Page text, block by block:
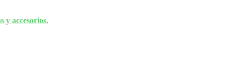
y accesorios.